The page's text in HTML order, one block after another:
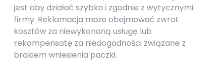
jest aby działać szybko i zgodnie z wytycznymi
firmy. Reklamacja może obejmować zwrot
kosztów za niewykonaną usługę lub
rekompensatę za niedogodności związane z
brakiem wniesienia paczki.